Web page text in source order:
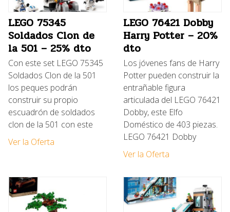
LEGO 75345
Soldados Clon de
la 501 – 25% dto
Con este set LEGO 75345
Soldados Clon de la 501
los peques podrán
construir su propio
escuadrón de soldados
clon de la 501 con este
Ver la Oferta
LEGO 76421 Dobby
Harry Potter – 20%
dto
Los jóvenes fans de Harry
Potter pueden construir la
entrañable figura
articulada del LEGO 76421
Dobby, este Elfo
Doméstico de 403 piezas.
LEGO 76421 Dobby
Ver la Oferta